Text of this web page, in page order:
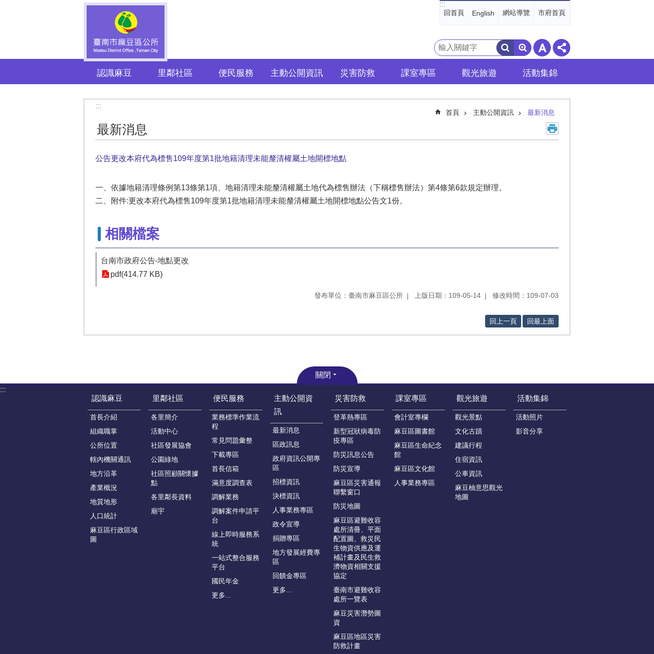
:::
回首頁 English 網站導覽 市府首頁
搜
尋
認識麻豆 里鄰社區 便民服務 主動公開資訊 災害防救 課室專區 觀光旅遊 活動集錦
:::
首頁 主動公開資訊 最新消息
最新消息
公告更改本府代為標售109年度第1批地籍清理未能釐清權屬土地開標地點
一、依據地籍清理條例第13條第1項、地籍清理未能釐清權屬土地代為標售辦法（下稱標售辦法）第4條第6款規定辦理。
二、附件:更改本府代為標售109年度第1批地籍清理未能釐清權屬土地開標地點公告文1份。
相關檔案
台南市政府公告-地點更改
pdf(414.77 KB)
發布單位：臺南市麻豆區公所 上版日期：109-05-14 修改時間：109-07-03
回上一頁 回最上面
關閉
:::
認識麻豆
首長介紹
組織職掌
公所位置
轄內機關通訊
地方沿革
產業概況
地質地形
人口統計
麻豆區行政區域
圖
里鄰社區
各里簡介
活動中心
社區發展協會
公園綠地
社區照顧關懷據
點
各里鄰長資料
廟宇
便民服務
業務標準作業流
程
常見問題彙整
下載專區
首長信箱
滿意度調查表
調解業務
調解案件申請平
台
線上即時服務系
統
一站式整合服務
平台
國民年金
更多...
主動公開資
訊
最新消息
區政訊息
政府資訊公開專
區
招標資訊
決標資訊
人事業務專區
政令宣導
捐贈專區
地方發展經費專
區
回饋金專區
更多...
災害防救
登革熱專區
新型冠狀病毒防
疫專區
防災訊息公告
防災宣導
麻豆區災害通報
聯繫窗口
防災地圖
麻豆區避難收容
處所清冊、平面
配置圖、救災民
生物資供應及運
補計畫及民生救
濟物資相關支援
協定
臺南市避難收容
處所一覽表
麻豆災害潛勢圖
資
麻豆區地區災害
防救計畫
課室專區
會計室專欄
麻豆區圖書館
麻豆區生命紀念
館
麻豆區文化館
人事業務專區
觀光旅遊
觀光景點
文化古蹟
建議行程
住宿資訊
公車資訊
麻豆柚意思觀光
地圖
活動集錦
活動照片
影音分享